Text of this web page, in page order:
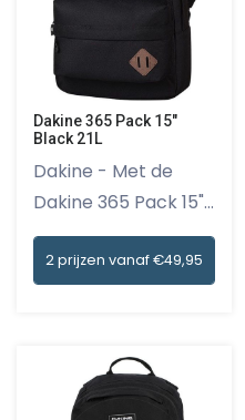
Dakine 365 Pack 15"
Black 21L
Dakine - Met de
Dakine 365 Pack 15"
Black 2...
2 prijzen vanaf €49,95